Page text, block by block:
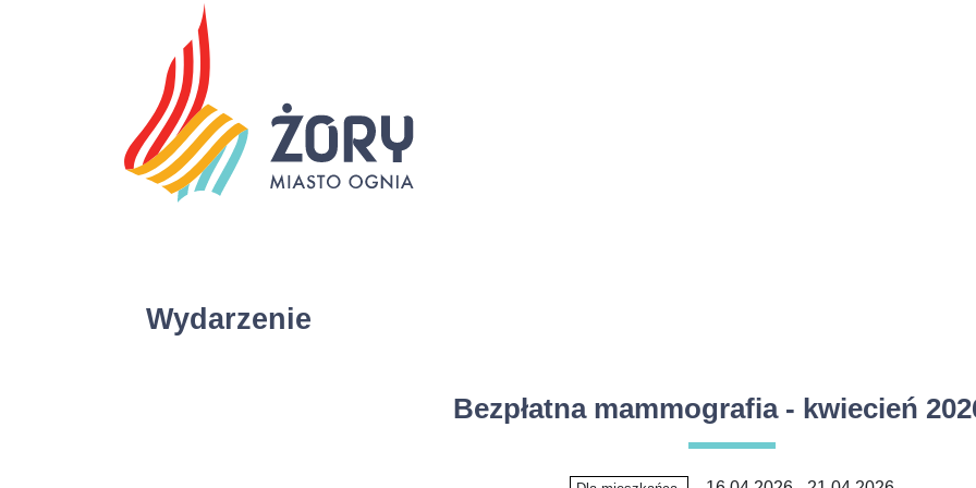
Wydarzenie
Bezpłatna mammografia - kwiecień